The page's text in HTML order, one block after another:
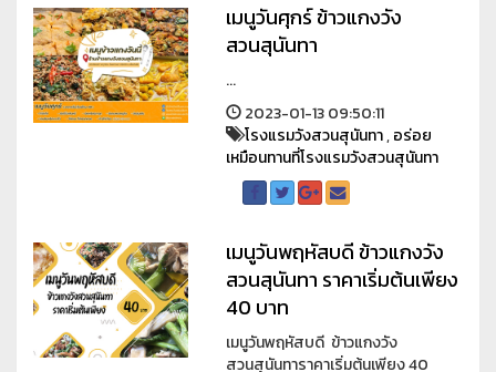
เมนูวันศุกร์ ข้าวแกงวัง
สวนสุนันทา
...
2023-01-13 09:50:11
โรงแรมวังสวนสุนันทา,อร่อย
เหมือนทานที่โรงแรมวังสวนสุนันทา
เมนูวันพฤหัสบดี ข้าวแกงวัง
สวนสุนันทา ราคาเริ่มต้นเพียง
40 บาท
เมนูวันพฤหัสบดี ข้าวแกงวัง
สวนสุนันทาราคาเริ่มต้นเพียง 40